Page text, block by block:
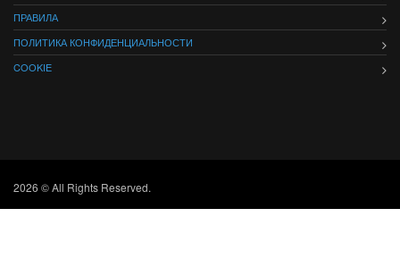
ПРАВИЛА
ПОЛИТИКА КОНФИДЕНЦИАЛЬНОСТИ
COOKIE
2026 © All Rights Reserved.